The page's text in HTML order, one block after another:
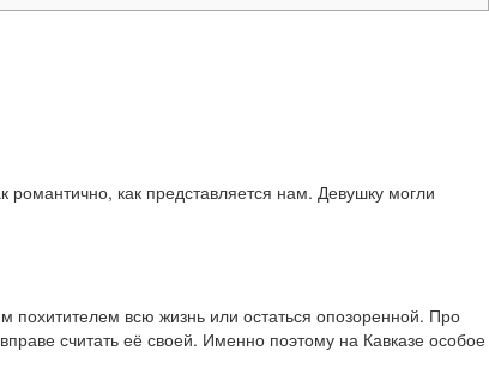
как представляется нам. Девушку могли
похитителем всю жизнь или остаться опозоренной. Про
считать её своей. Именно поэтому на Кавказе особое